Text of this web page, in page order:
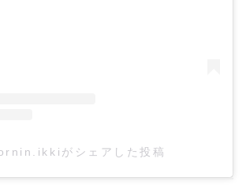
がシェアした投稿